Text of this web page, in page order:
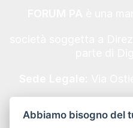
Codice Fiscale/Partita
Roma
Abbiamo bisogno del